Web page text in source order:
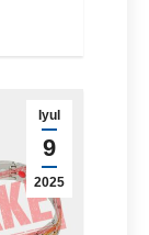
Iyul
9
2025